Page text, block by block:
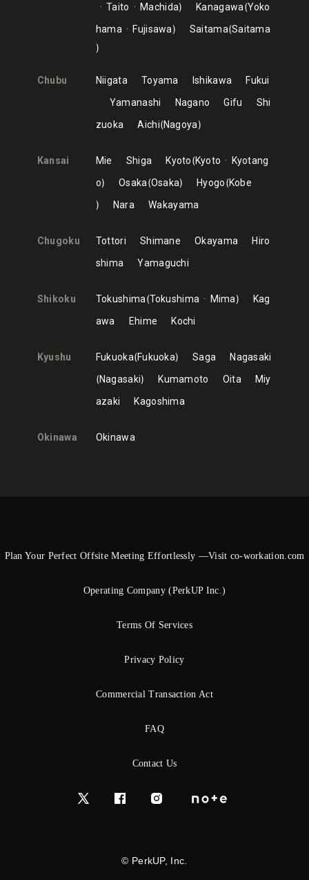
Taito
Machida Kanagawa Yoko
hama
Fujisawa Saitama Saitama
Chubu Niigata Toyama Ishikawa
Fukui
Yamanashi
Nagano Gifu
Shi
zuoka
Aichi Nagoya
Kansai Mie Shiga Kyoto Kyoto
Kyotang
o
Osaka Osaka Hyogo Kobe
Nara
Wakayama
Chugoku Tottori Shimane Okayama
Hiro
shima
Yamaguchi
Shikoku Tokushima Tokushima Mima
Kag
awa
Ehime Kochi
Kyushu Fukuoka Fukuoka Saga
Nagasaki
Nagasaki
Kumamoto Oita
Miy
azaki
Kagoshima
Okinawa Okinawa
Plan Your Perfect Offsite Meeting Effortlessly —Visit co-workation.com
Operating Company (PerkUP Inc.)
Terms Of Services
Privacy Policy
Commercial Transaction Act
FAQ
Contact Us
© PerkUP, Inc.